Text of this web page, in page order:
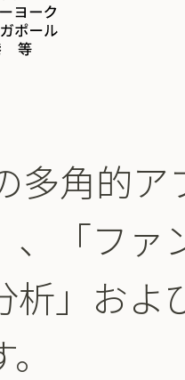
多角的ア
、「ファ
析」およ